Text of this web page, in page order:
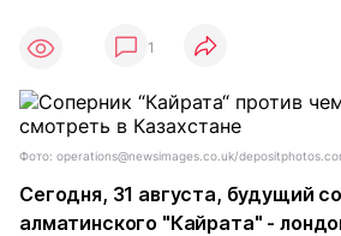
1
Фото: operations@newsimages.co.uk/
Сегодня, 31 августа, будущий
алматинского "Кайрата" -